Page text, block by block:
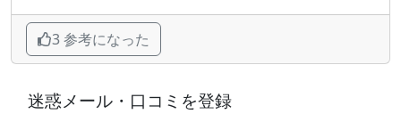
3 参考になった
迷惑メール・口コミを登録